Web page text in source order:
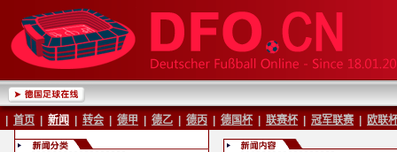
首页 新闻 转会 德甲 德乙 德丙 德国杯 联赛杯 冠军联赛 欧联